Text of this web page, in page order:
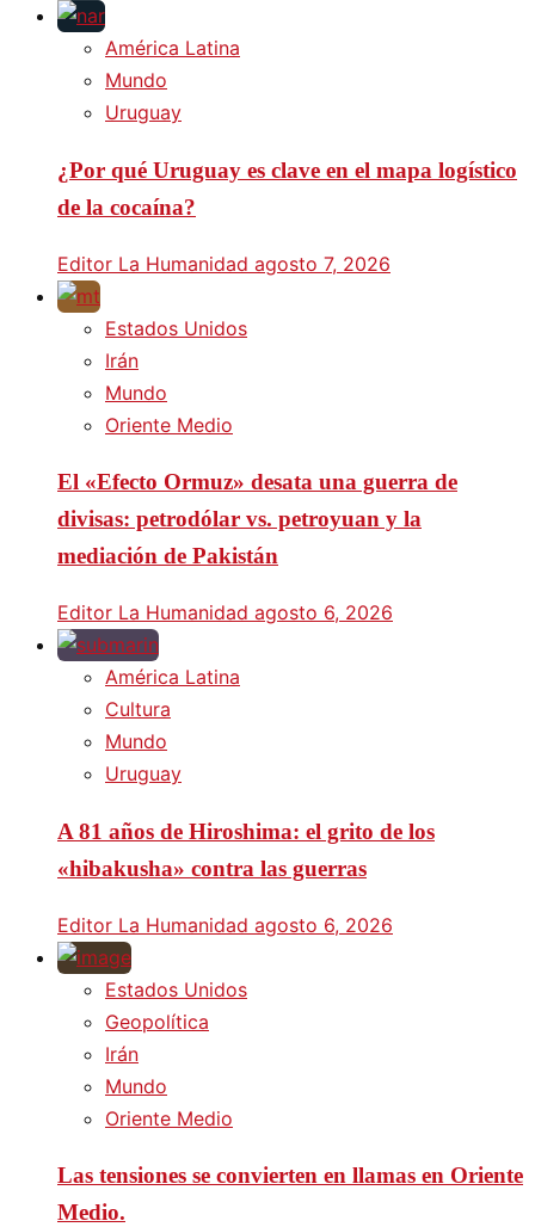
América Latina
Mundo
Uruguay
¿Por qué Uruguay es clave en el mapa logístico
de la cocaína?
Editor La Humanidad agosto 7, 2026
Estados Unidos
Irán
Mundo
Oriente Medio
El «Efecto Ormuz» desata una guerra de
divisas: petrodólar vs. petroyuan y la
mediación de Pakistán
Editor La Humanidad agosto 6, 2026
América Latina
Cultura
Mundo
Uruguay
A 81 años de Hiroshima: el grito de los
«hibakusha» contra las guerras
Editor La Humanidad agosto 6, 2026
Estados Unidos
Geopolítica
Irán
Mundo
Oriente Medio
Las tensiones se convierten en llamas en Oriente
Medio.